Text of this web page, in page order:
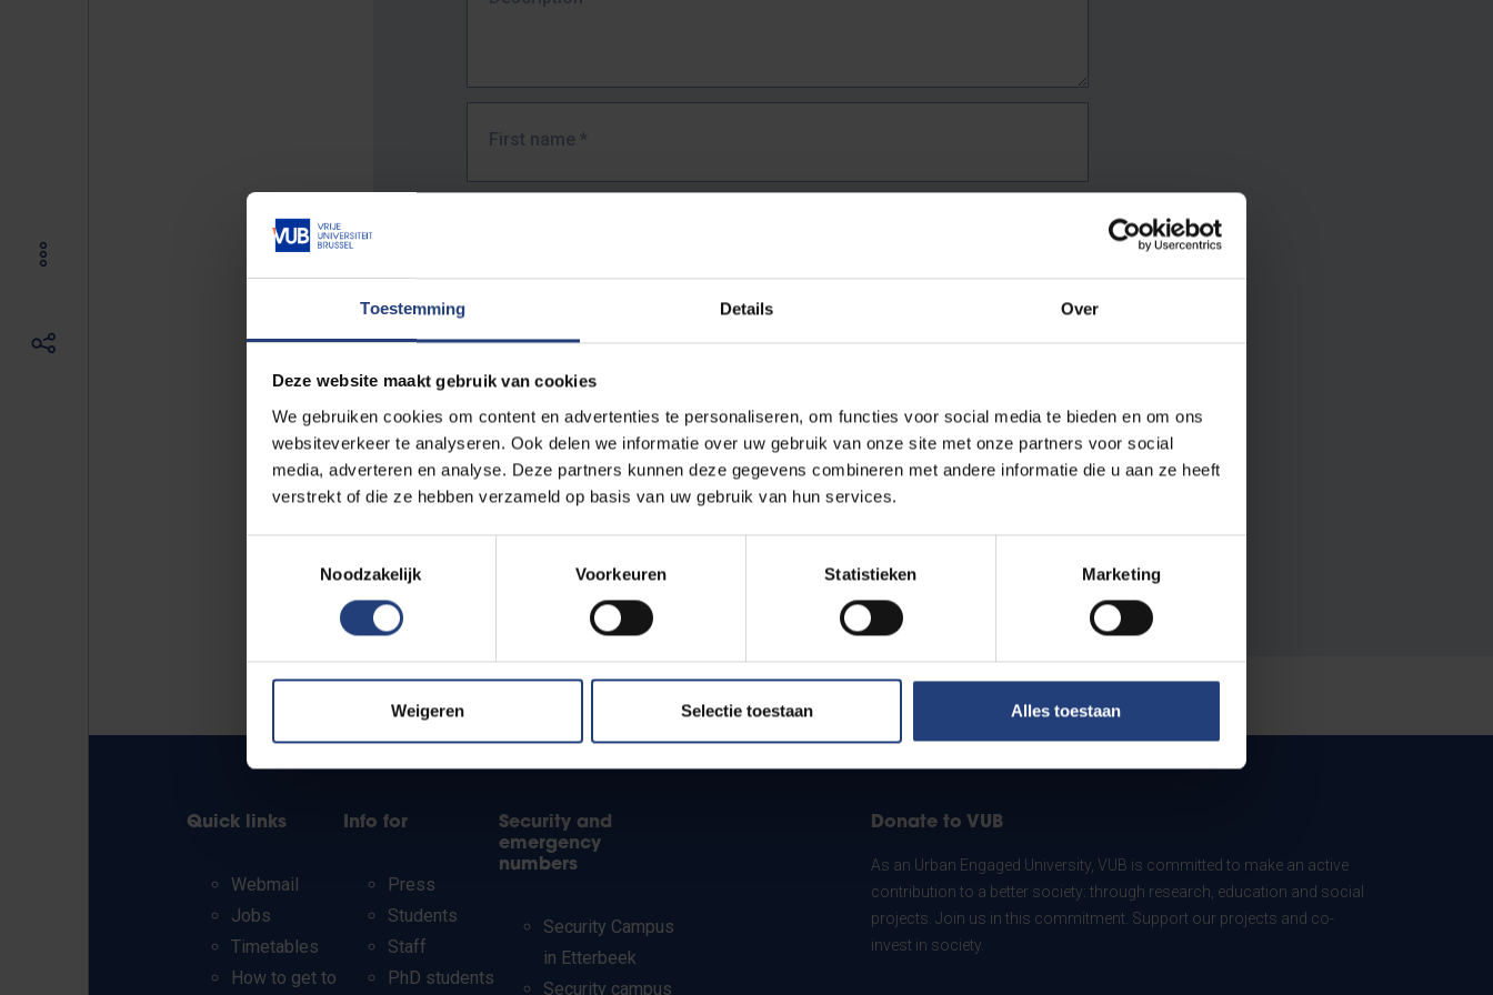
Toestemming Details Over
Deze website maakt gebruik van cookies
We gebruiken cookies om content en advertenties te personaliseren, om functies voor social media te bieden en om ons
websiteverkeer te analyseren. Ook delen we informatie over uw gebruik van onze site met onze partners voor social
media, adverteren en analyse. Deze partners kunnen deze gegevens combineren met andere informatie die u aan ze heeft
verstrekt of die ze hebben verzameld op basis van uw gebruik van hun services.
Noodzakelijk
Voorkeuren Statistieken Marketing
Weigeren Selectie toestaan Alles toestaan
First name *
The full URL of the page where you encountered the error.
E.g. https://www.vub.be/nl/studeren-aan-de-vub/alle-opleidingen
Quick links
Webmail
Jobs
Timetables
How to get to
Info for
Press
Students
Staff
PhD students
Security and
emergency
numbers
Security Campus
in Etterbeek
Security campus
Donate to VUB
As an Urban Engaged University, VUB is committed to make an active
contribution to a better society: through research, education and social
projects. Join us in this commitment. Support our projects and co-
invest in society.